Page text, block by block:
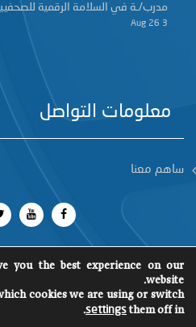
مدرب/ـة في السلامة الرقمية
3 Aug 26
معلومات التواصل
ساهم معنا
جميع الحقوق محفوظة 2018 SCM
©
you the best experience on our
website.
cookies we are using or switch
them off in
settings
.